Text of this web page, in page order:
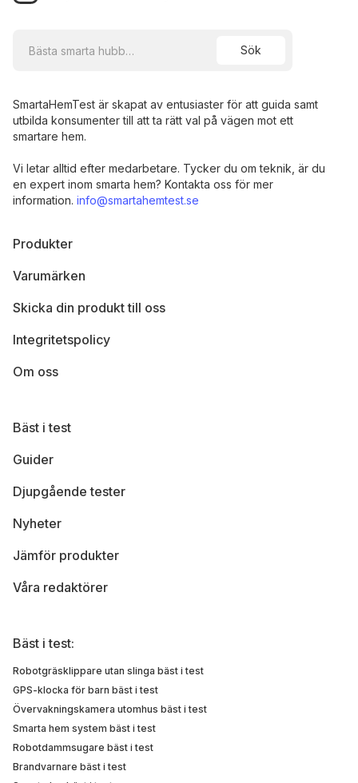
Bäst i test
Guider
Djupgående tester
Nyheter
Jämför produkter
Våra redaktörer
Produkter
Varumärken
Skicka din produkt till oss
Integritetspolicy
Om oss
SmartaHemTest är skapat av entusiaster för att guida samt
utbilda konsumenter till att ta rätt val på vägen mot ett
smartare hem.
Vi letar alltid efter medarbetare. Tycker du om teknik, är du
en expert inom smarta hem? Kontakta oss för mer
information. info@smartahemtest.se
Bäst i test:
Robotgräsklippare utan slinga bäst i test
GPS-klocka för barn bäst i test
Övervakningskamera utomhus bäst i test
Smarta hem system bäst i test
Robotdammsugare bäst i test
Brandvarnare bäst i test